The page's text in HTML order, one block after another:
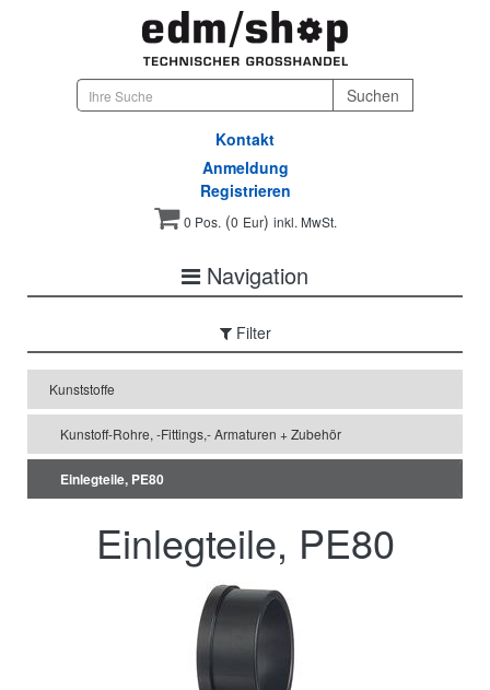
Kontakt
Anmeldung
Registrieren
0 Pos.(0 Eur) inkl. MwSt.
Navigation
Filter
Kunststoffe
Kunstoff-Rohre, -Fittings,- Armaturen + Zubehör
Einlegteile, PE80
Einlegteile, PE80